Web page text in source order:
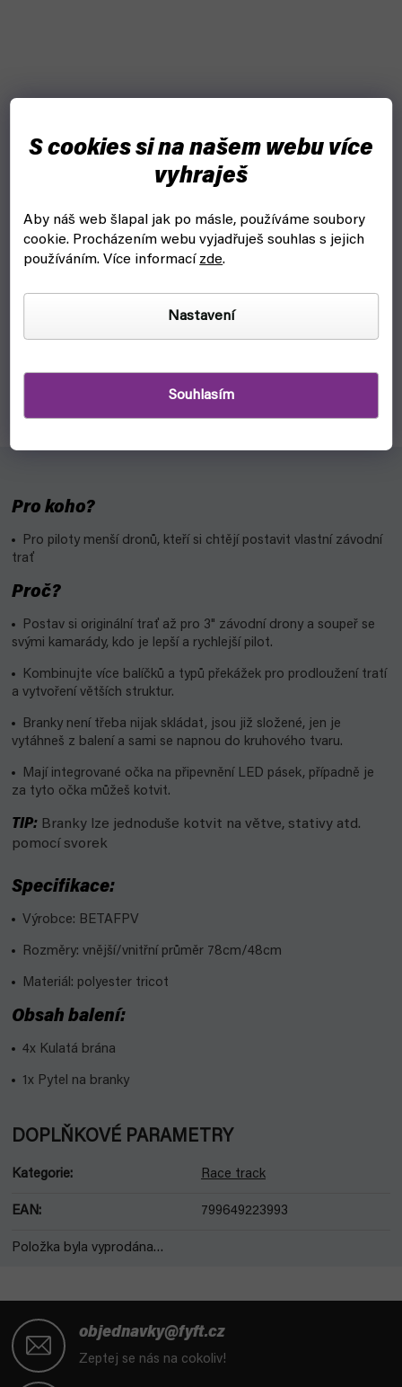
S cookies si na našem webu více
vyhraješ
Aby náš web šlapal jak po másle, používáme soubory
cookie. Procházením webu vyjadřuješ souhlas s jejich
používáním. Více informací zde.
Nastavení
Souhlasím
Tinyhawk III Plus ELRS (EMAX) - RTF Kit
brýlí, vysílačky, nabíječky i baterií od firmy Emax vhodný pro
začínající piloty. Sada tedy obsahuje vše potřebné pro...
Pro koho?
Pro piloty menší dronů, kteří si chtějí postavit vlastní závodní
trať
Proč?
Postav si originální trať až pro 3" závodní drony a soupeř se
svými kamarády, kdo je lepší a rychlejší pilot.
Kombinujte více balíčků a typů překážek pro prodloužení tratí
a vytvoření větších struktur.
Branky není třeba nijak skládat, jsou již složené, jen je
vytáhneš z balení a sami se napnou do kruhového tvaru.
Mají integrované očka na připevnění LED pásek, případně je
za tyto očka můžeš kotvit.
TIP: Branky lze jednoduše kotvit na větve, stativy atd.
pomocí svorek
Specifikace:
Výrobce: BETAFPV
Rozměry: vnější/vnitřní průměr 78cm/48cm
Materiál: polyester tricot
Obsah balení:
4x Kulatá brána
1x Pytel na branky
DOPLŇKOVÉ PARAMETRY
Kategorie: Race track
EAN: 799649223993
Položka byla vyprodána…
objednavky@fyft.cz
Zeptej se nás na cokoliv!